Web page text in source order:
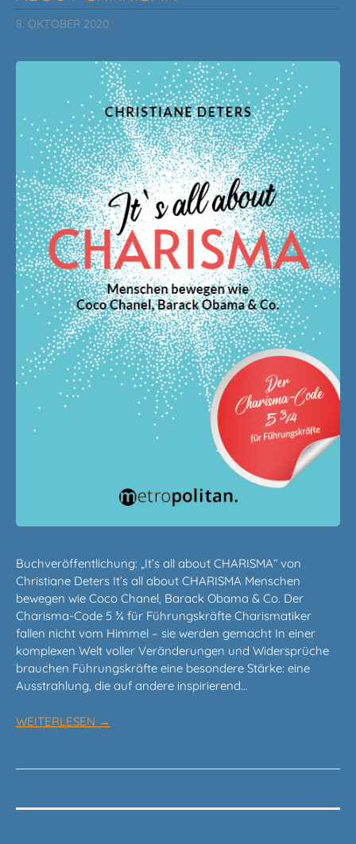
8. OKTOBER 2020
Buchveröffentlichung: „It’s all about CHARISMA“ von
Christiane Deters It’s all about CHARISMA Menschen
bewegen wie Coco Chanel, Barack Obama & Co. Der
Charisma-Code 5 ¾ für Führungskräfte Charismatiker
fallen nicht vom Himmel – sie werden gemacht In einer
komplexen Welt voller Veränderungen und Widersprüche
brauchen Führungskräfte eine besondere Stärke: eine
Ausstrahlung, die auf andere inspirierend…
WEITERLESEN →